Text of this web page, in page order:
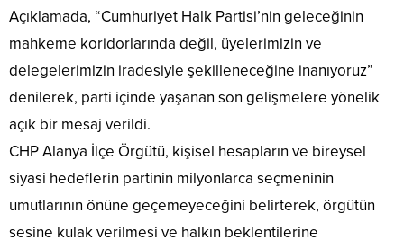
Açıklamada, “Cumhuriyet Halk Partisi’nin geleceğinin
mahkeme koridorlarında değil, üyelerimizin ve
delegelerimizin iradesiyle şekilleneceğine inanıyoruz”
denilerek, parti içinde yaşanan son gelişmelere yönelik
açık bir mesaj verildi.
CHP Alanya İlçe Örgütü, kişisel hesapların ve bireysel
siyasi hedeflerin partinin milyonlarca seçmeninin
umutlarının önüne geçemeyeceğini belirterek, örgütün
sesine kulak verilmesi ve halkın beklentilerine